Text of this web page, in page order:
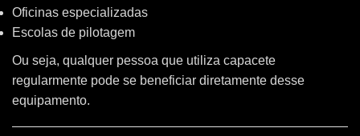
Oficinas especializadas
Escolas de pilotagem
Ou seja, qualquer pessoa que utiliza capacete
regularmente pode se beneficiar diretamente desse
equipamento.